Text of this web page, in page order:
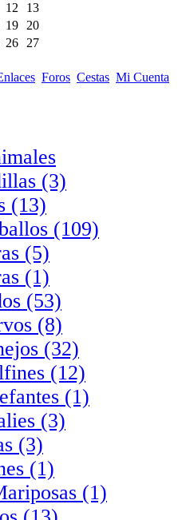
12
13
19
20
26
27
Foros Cestas Mi Cuenta
(3)
(13)
(109)
(5)
(1)
(53)
(8)
(32)
(12)
(1)
(3)
(3)
(1)
(1)